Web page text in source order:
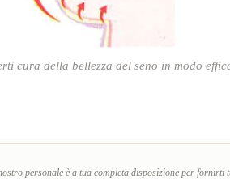
cura della bellezza del seno in modo
personale è a tua completa disposizione per fornirti